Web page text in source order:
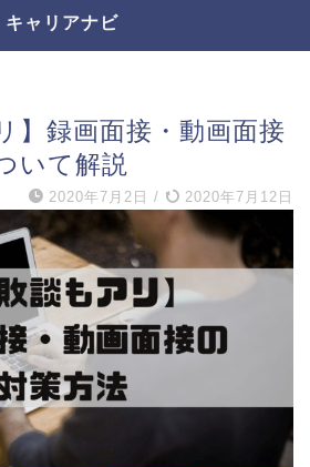
キャリアナビ
】録画面接・動画面接
いて解説
2020年7月2日 / 2020年7月12日